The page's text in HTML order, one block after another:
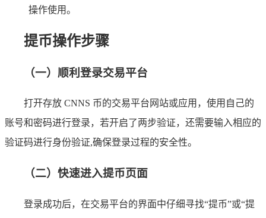
操作使用。
提币操作步骤
（一）顺利登录交易平台
打开存放 CNNS 币的交易平台网站或应用，使用自己的
账号和密码进行登录，若开启了两步验证，还需要输入相应的
验证码进行身份验证,确保登录过程的安全性。
（二）快速进入提币页面
登录成功后，在交易平台的界面中仔细寻找“提币”或“提